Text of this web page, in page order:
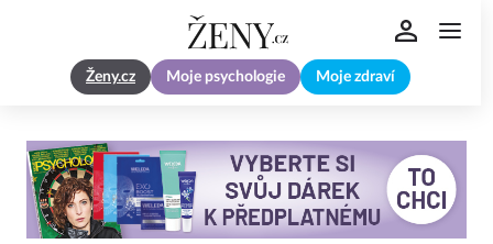
Ženy.cz Moje psychologie Moje zdraví